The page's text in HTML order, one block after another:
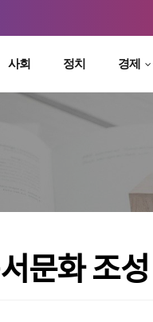
사회 정치 경제
문화 조